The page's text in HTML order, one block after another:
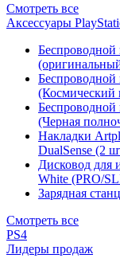
Смотреть все
Аксессуары
Беспроводной
Беспроводной
(Космический
Беспроводной
(Черная
Накладки
DualSense (2
Дисковод для
White (PRO/
Зарядная
Смотреть все
PS4
Лидеры продаж